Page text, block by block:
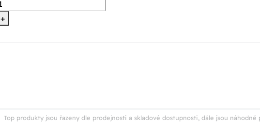
+
Top produkty jsou řazeny dle prodejnosti a skladové dostupnosti, dále jsou